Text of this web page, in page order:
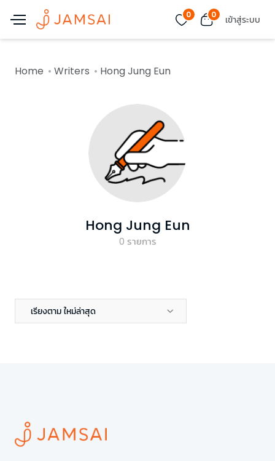
0 0 เข้าสู่ระบบ
Home Writers Hong Jung Eun
Hong Jung Eun
0 รายการ
เรียงตาม ใหม่ล่าสุด